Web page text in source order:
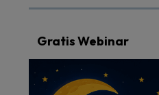
Gratis Webinar